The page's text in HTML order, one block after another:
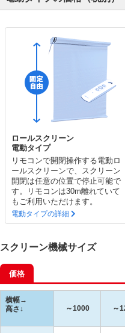
ロールスクリーン
電動タイプ
リモコンで開閉操作する電動ロ
ールスクリーンで、スクリーン
開閉は任意の位置で停止可能で
す。リモコンは30m離れていて
もご利用いただけます。
電動タイプの詳細
スクリーン機械サイズ
価格
横幅→
高さ↓
～1000 ～